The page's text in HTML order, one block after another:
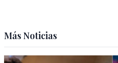
Más Noticias